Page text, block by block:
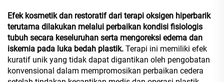
Efek kosmetik dan restoratif dari terapi oksigen hiperbarik
terutama dilakukan melalui perbaikan kondisi fisiologis
tubuh secara keseluruhan serta mengoreksi edema dan
iskemia pada luka bedah plastik. Terapi ini memiliki efek
kuratif unik yang tidak dapat digantikan oleh pengobatan
konvensional dalam mempromosikan perbaikan cedera